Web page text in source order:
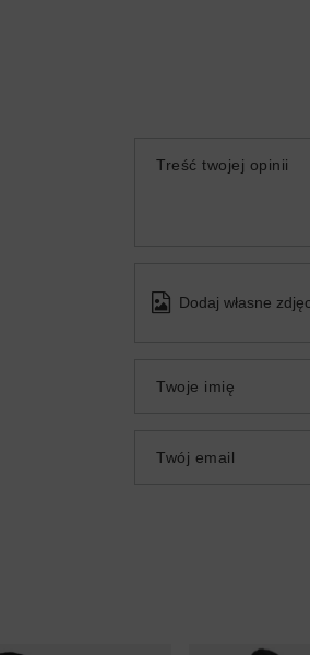
Treść twojej opinii
Dodaj własne
Twoje imię
Twój email